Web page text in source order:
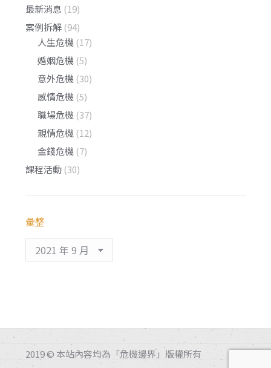
最新消息 (19)
案例拆解 (94)
人生危機 (17)
婚姻危機 (5)
意外危機 (30)
感情危機 (5)
職場危機 (37)
親情危機 (12)
金錢危機 (7)
課程活動 (30)
彙整
整
2019 © 本站內容均為「危機邊界」版權所有